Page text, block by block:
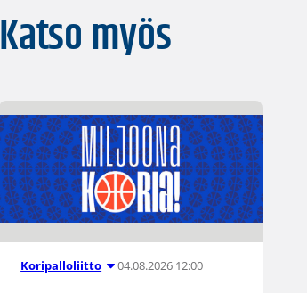
Katso myös
Koripalloliitto 04.08.2026 12:00